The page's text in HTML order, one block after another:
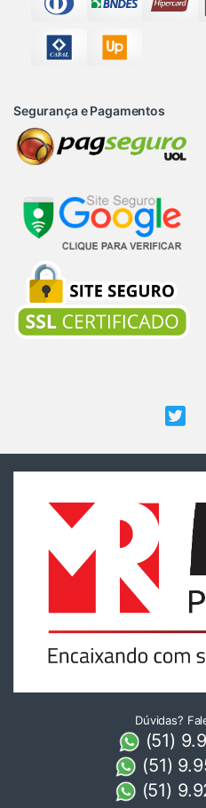
Segurança e Pagamentos
Dúvidas?
(51)
(51)
(51)